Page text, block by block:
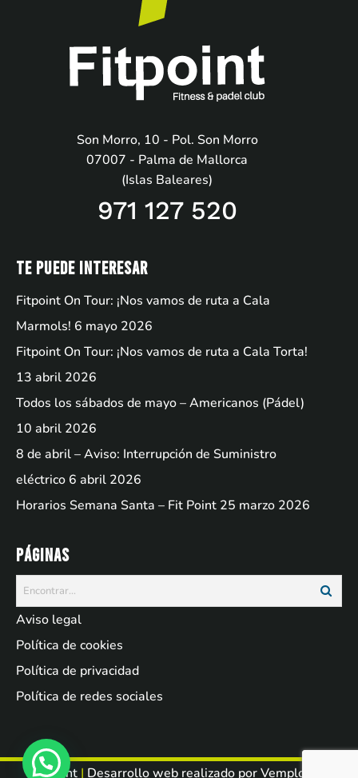
Son Morro, 10 - Pol. Son Morro
07007 - Palma de Mallorca
(Islas Baleares)
971 127 520
Te puede interesar
Fitpoint On Tour: ¡Nos vamos de ruta a Cala
Marmols! 6 mayo 2026
Fitpoint On Tour: ¡Nos vamos de ruta a Cala Torta!
13 abril 2026
Todos los sábados de mayo – Americanos (Pádel)
10 abril 2026
8 de abril – Aviso: Interrupción de Suministro
eléctrico 6 abril 2026
Horarios Semana Santa – Fit Point 25 marzo 2026
Páginas
Aviso legal
Política de cookies
Política de privacidad
Política de redes sociales
Fit Point | Desarrollo web realizado porVemployed